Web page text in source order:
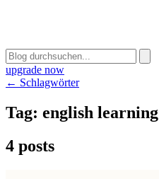
upgrade now
← Schlagwörter
Tag: english learning
4 posts